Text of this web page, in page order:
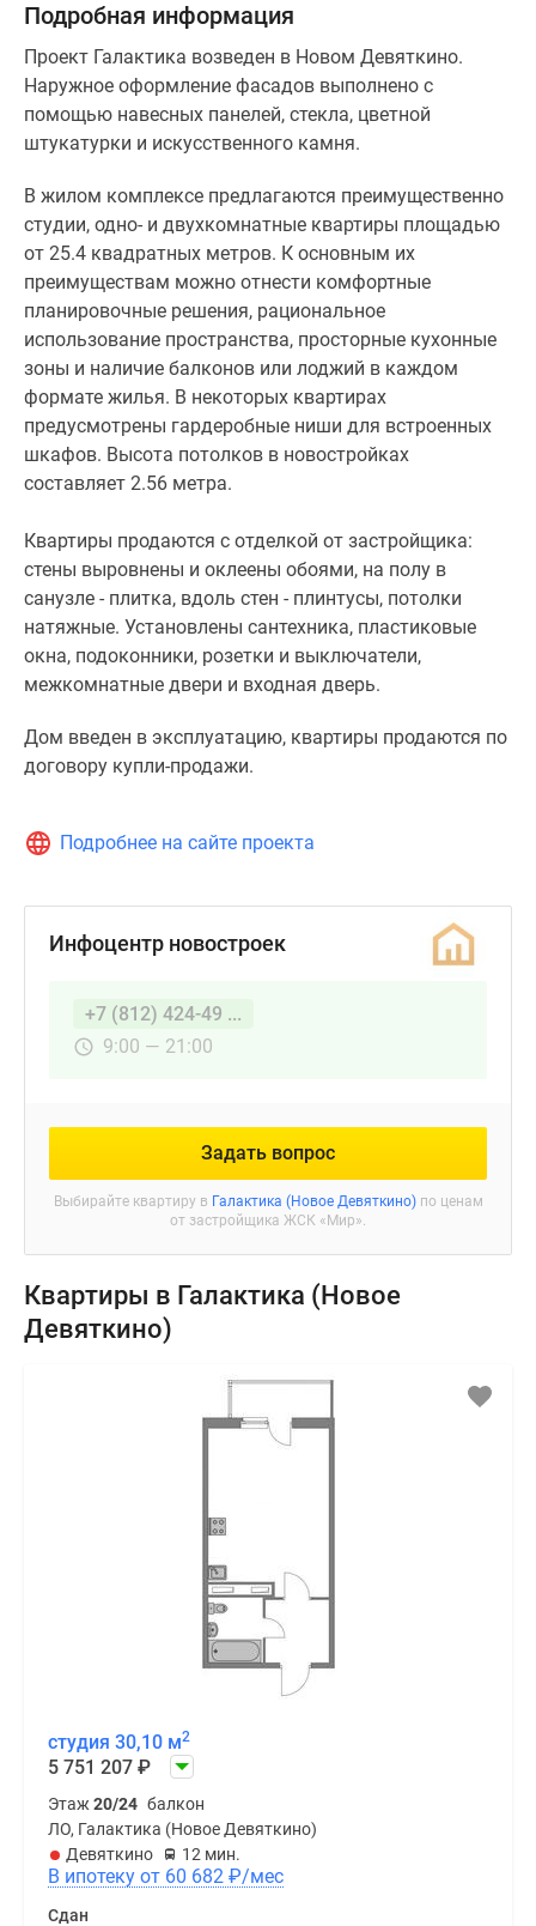
Подробная информация
Проект Галактика возведен в Новом Девяткино.
Наружное оформление фасадов выполнено с
помощью навесных панелей, стекла, цветной
штукатурки и искусственного камня.
В жилом комплексе предлагаются преимущественно
студии, одно- и двухкомнатные квартиры площадью
от 25.4 квадратных метров. К основным их
преимуществам можно отнести комфортные
планировочные решения, рациональное
использование пространства, просторные кухонные
зоны и наличие балконов или лоджий в каждом
формате жилья. В некоторых квартирах
предусмотрены гардеробные ниши для встроенных
шкафов. Высота потолков в новостройках
составляет 2.56 метра.
Квартиры продаются с отделкой от застройщика:
стены выровнены и оклеены обоями, на полу в
санузле - плитка, вдоль стен - плинтусы, потолки
натяжные. Установлены сантехника, пластиковые
окна, подоконники, розетки и выключатели,
межкомнатные двери и входная дверь.
Дом введен в эксплуатацию, квартиры продаются по
договору купли-продажи.
Подробнее на сайте проекта
Инфоцентр новостроек
+7 (812) 424-49 ...
9:00 — 21:00
Задать вопрос
Выбирайте квартиру в Галактика (Новое Девяткино)по ценам
от застройщика ЖСК «Мир».
Квартиры в Галактика (Новое
Девяткино)
студия 30,10 м2
5 751 207 ₽
Этаж 20/24 балкон
ЛО, Галактика (Новое Девяткино)
Девяткино
12 мин.
В ипотеку от 60 682 ₽/мес
Сдан